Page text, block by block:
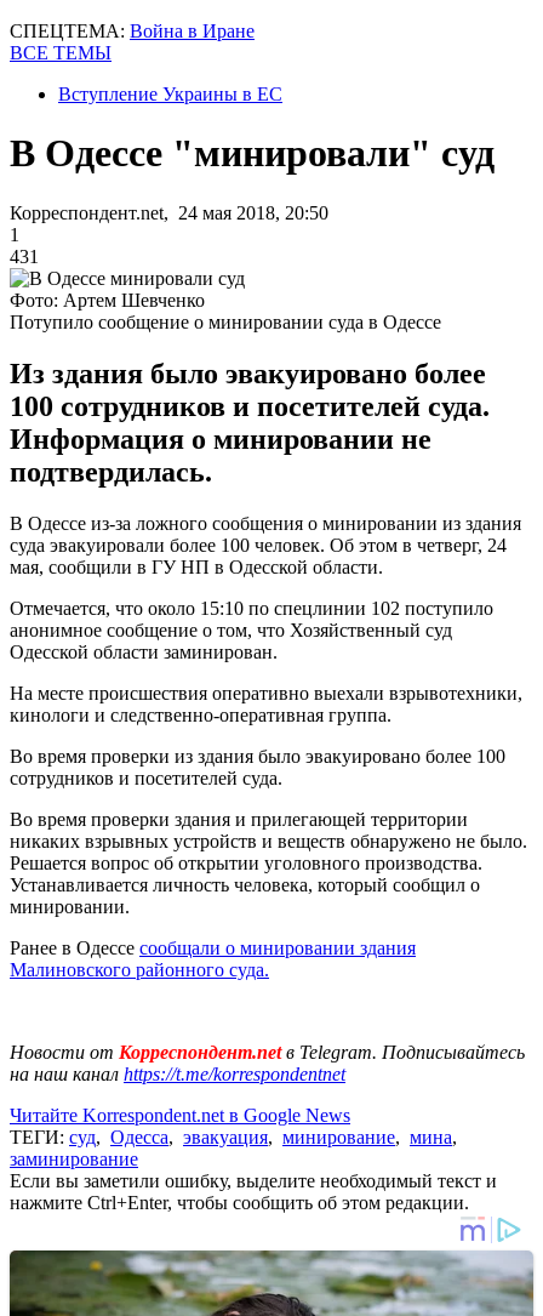
СПЕЦТЕМА: Война в Иране
ВСЕ ТЕМЫ
Вступление Украины в ЕС
В Одессе "минировали" суд
Корреспондент.net, 24 мая 2018, 20:50
1
431
Фото: Артем Шевченко
Потупило сообщение о минировании суда в Одессе
Из здания было эвакуировано более
100 сотрудников и посетителей суда.
Информация о минировании не
подтвердилась.
В Одессе из-за ложного сообщения о минировании из здания
суда эвакуировали более 100 человек. Об этом в четверг, 24
мая, сообщили в ГУ НП в Одесской области.
Отмечается, что около 15:10 по спецлинии 102 поступило
анонимное сообщение о том, что Хозяйственный суд
Одесской области заминирован.
На месте происшествия оперативно выехали взрывотехники,
кинологи и следственно-оперативная группа.
Во время проверки из здания было эвакуировано более 100
сотрудников и посетителей суда.
Во время проверки здания и прилегающей территории
никаких взрывных устройств и веществ обнаружено не было.
Решается вопрос об открытии уголовного производства.
Устанавливается личность человека, который сообщил о
минировании.
Ранее в Одессе сообщали о минировании здания
Малиновского районного суда.
Новости от Корреспондент.netв Telegram. Подписывайтесь
на наш канал https://t.me/korrespondentnet
Читайте Korrespondent.net в Google News
ТЕГИ: суд, Одесса, эвакуация, минирование, мина,
заминирование
Если вы заметили ошибку, выделите необходимый текст и
нажмите Ctrl+Enter, чтобы сообщить об этом редакции.